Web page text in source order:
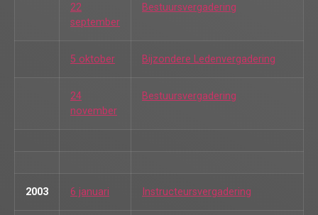
22
september
Bestuursvergadering
5 oktober Bijzondere Ledenvergadering
24
november
Bestuursvergadering
2003 6 januari Instructeursvergadering